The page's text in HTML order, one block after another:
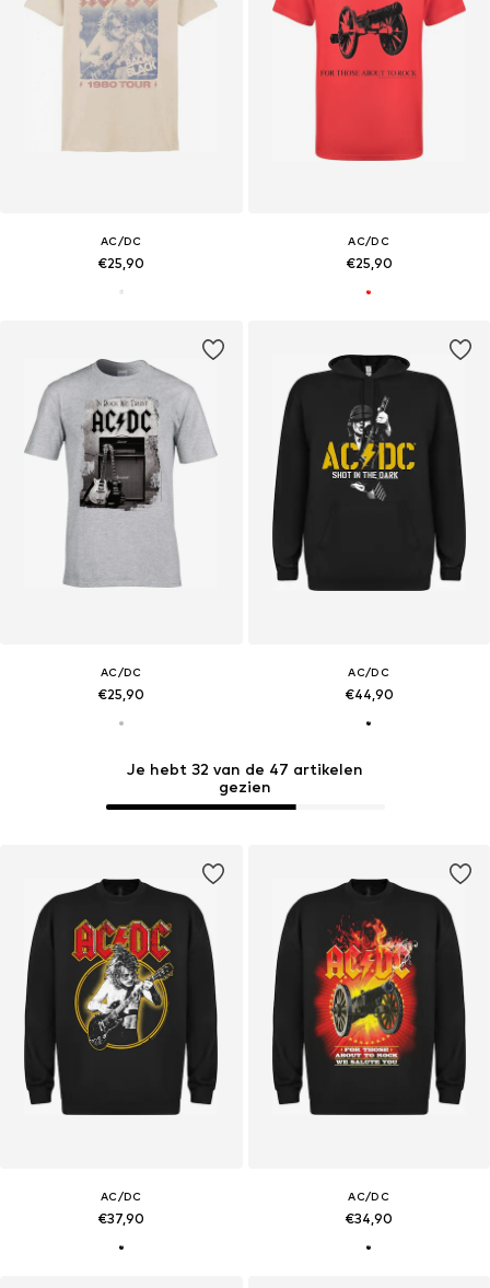
Je hebt 32 van de 47 artikelen
gezien
AC/DC
€25,90
AC/DC
€25,90
AC/DC
€25,90
AC/DC
€44,90
AC/DC
€37,90
AC/DC
€34,90